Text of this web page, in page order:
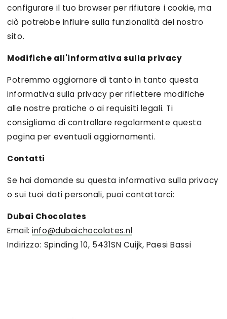
configurare il tuo browser per rifiutare i cookie, ma
ciò potrebbe influire sulla funzionalità del nostro
sito.
Modifiche all'informativa sulla privacy
Potremmo aggiornare di tanto in tanto questa
informativa sulla privacy per riflettere modifiche
alle nostre pratiche o ai requisiti legali. Ti
consigliamo di controllare regolarmente questa
pagina per eventuali aggiornamenti.
Contatti
Se hai domande su questa informativa sulla privacy
o sui tuoi dati personali, puoi contattarci:
Dubai Chocolates
Email:info@dubaichocolates.nl
Indirizzo: Spinding 10, 5431SN Cuijk, Paesi Bassi